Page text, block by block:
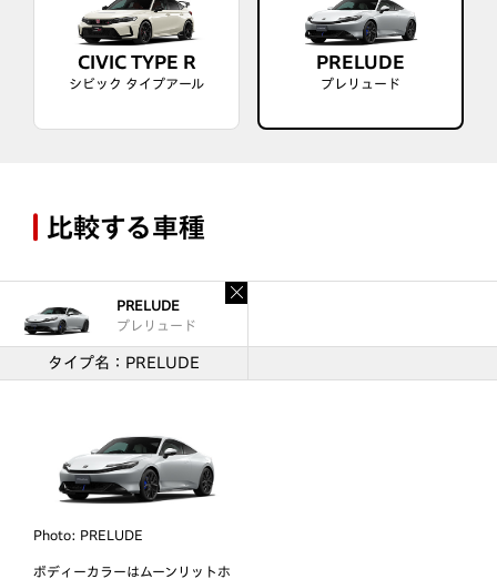
CIVIC TYPE R
シビック タイプアール
PRELUDE
プレリュード
比較する車種
PRELUDE
プレリュード
タイプ名：PRELUDE
Photo: PRELUDE
ボディーカラーは ムーンリットホ